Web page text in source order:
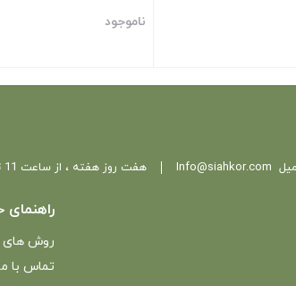
ناموجود
Info@siahkor.com هفت روز هفته ، از ساعت 11 تا 22 پاسخگوی شما هستیم.
راهنمای
روش های
تماس با